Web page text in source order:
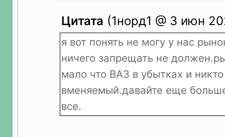
Цитата (1норд1 @ 3 июн
я вот понять не могу у нас
ничего запрещать не
мало что ВАЗ в убытках и
вменяемый.давайте еще
все.